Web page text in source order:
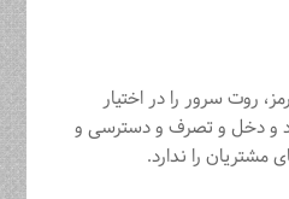
روت سرور را در اختیار
و دخل و تصرف و دسترسی و
مشتریان را ‏ندارد.